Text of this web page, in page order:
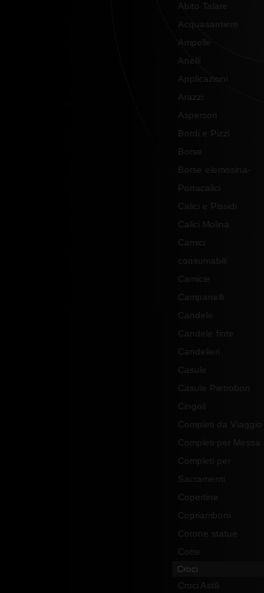
Abito Talare
Acquasantiere
Ampolle
Anelli
Applicazioni
Arazzi
Aspersori
Bordi e Pizzi
Borse
Borse elemosina-
Portacalici
Calici e Pissidi
Calici Molina
Campanelli
Candele
Candele finte
Candelieri
Casule
Casule Pietrobon
Cingoli
Completi da Viaggio
Completi per Messa
Completi per
Sacramenti
Copertine
Copriamboni
Corone statue
Cotte
Croci
Croci Astili